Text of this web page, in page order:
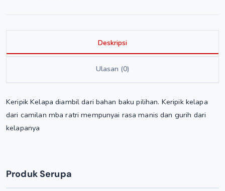
Deskripsi
Ulasan (0)
Keripik Kelapa diambil dari bahan baku pilihan. Keripik kelapa
dari camilan mba ratri mempunyai rasa manis dan gurih dari
kelapanya
Produk Serupa